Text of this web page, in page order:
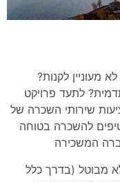
לקנות?
לתעד פרויקט
שירותי השכרה של
במאמר מטה ריכזתי עבורך 6 טיפים להשכרה בטוחה
המשכירה
מבוטל (בדרך כלל